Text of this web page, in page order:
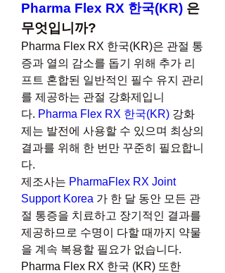
Pharma Flex RX 한국(KR) 은
무엇입니까?
Pharma Flex RX 한국(KR)은 관절 통
증과 열의 감소를 돕기 위해 추가 리
프트 혼합된 일반적인 필수 유지 관리
를 제공하는 관절 강화제입니
다. Pharma Flex RX 한국(KR) 강화
제는 발전에 사용할 수 있으며 최상의
결과를 위해 한 번만 꾸준히 필요합니
다.
제조사는 PharmaFlex RX Joint
Support Korea 가 한 달 동안 모든 관
절 통증을 치료하고 장기적인 결과를
제공하므로 수명이 다할 때까지 약물
을 계속 복용할 필요가 없습니다.
Pharma Flex RX 한국 (KR) 또한